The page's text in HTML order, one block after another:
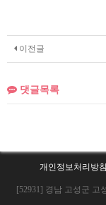
이전글
댓글목록
개인정보처리방침
[52931] 경남 고성군 고